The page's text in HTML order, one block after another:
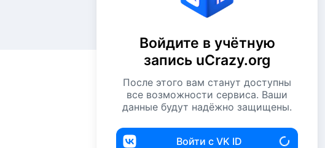
2 VIP`а
32 пользователя
1075 гостей
Всего посетителей 1109
Рекорд: 12737 посетителей
Установлен 22 апр 2026г. в 02:34
Комментаторы недели
Войдите в учётную
запись uCrazy.org
После этого вам станут доступны
все возможности сервиса. Ваши
данные будут надёжно защищены.
Войти с VK ID